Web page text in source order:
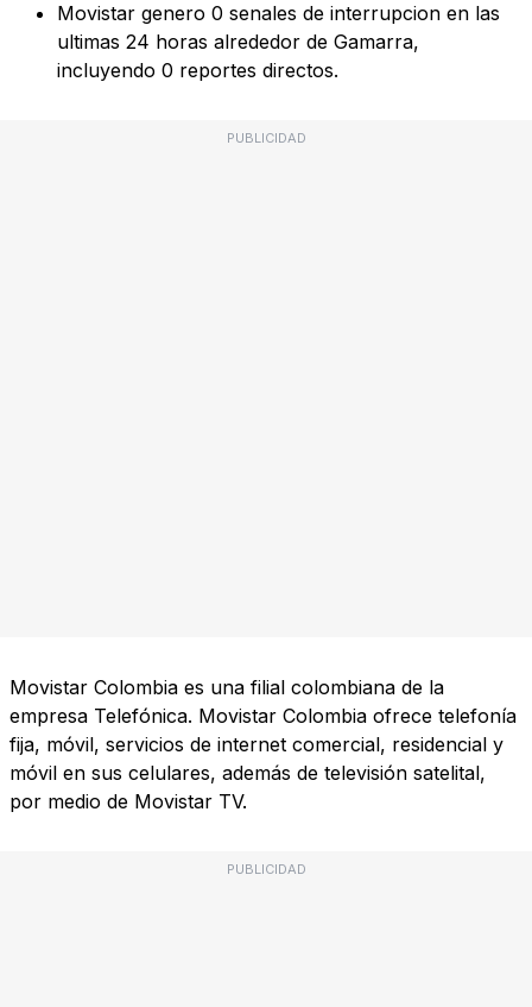
Movistar genero 0 senales de interrupcion en las
ultimas 24 horas alrededor de Gamarra,
incluyendo 0 reportes directos.
PUBLICIDAD
Movistar Colombia es una filial colombiana de la
empresa Telefónica. Movistar Colombia ofrece telefonía
fija, móvil, servicios de internet comercial, residencial y
móvil en sus celulares, además de televisión satelital,
por medio de Movistar TV.
PUBLICIDAD